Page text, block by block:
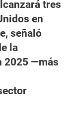
tres
en
señaló
la
2025 —más